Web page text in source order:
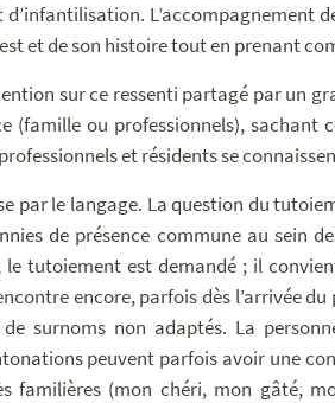
L’accompagnement
et de son histoire tout en prenant
sur ce ressenti partagé par un
(famille ou professionnels), sachant
et résidents se
par le langage. La question du
de présence commune au sein
tutoiement est demandé ; il
encore, parfois dès l’arrivée
surnoms non adaptés. La
peuvent parfois avoir une
familières (mon chéri, mon gâté,